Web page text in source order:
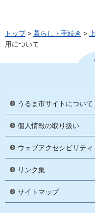
トップ> 暮らし・手続き >
用について
うるま市サイトについて
個人情報の取り扱い
ウェブアクセシビリティ
リンク集
サイトマップ